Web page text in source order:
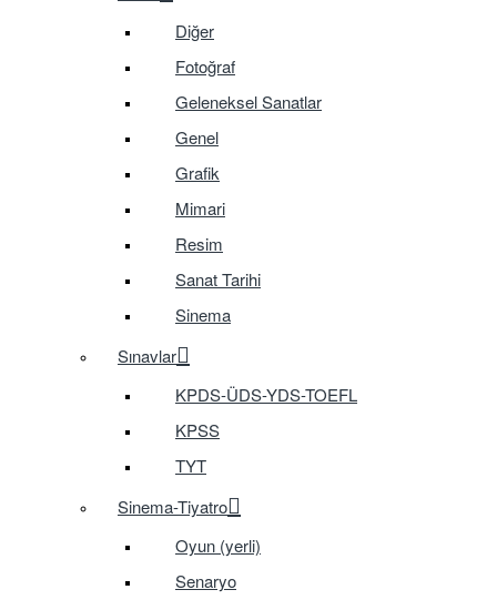
Diğer
Fotoğraf
Geleneksel Sanatlar
Genel
Grafik
Mimari
Resim
Sanat Tarihi
Sinema
Sınavlar
KPDS-ÜDS-YDS-TOEFL
KPSS
TYT
Sinema-Tiyatro
Oyun (yerli)
Senaryo